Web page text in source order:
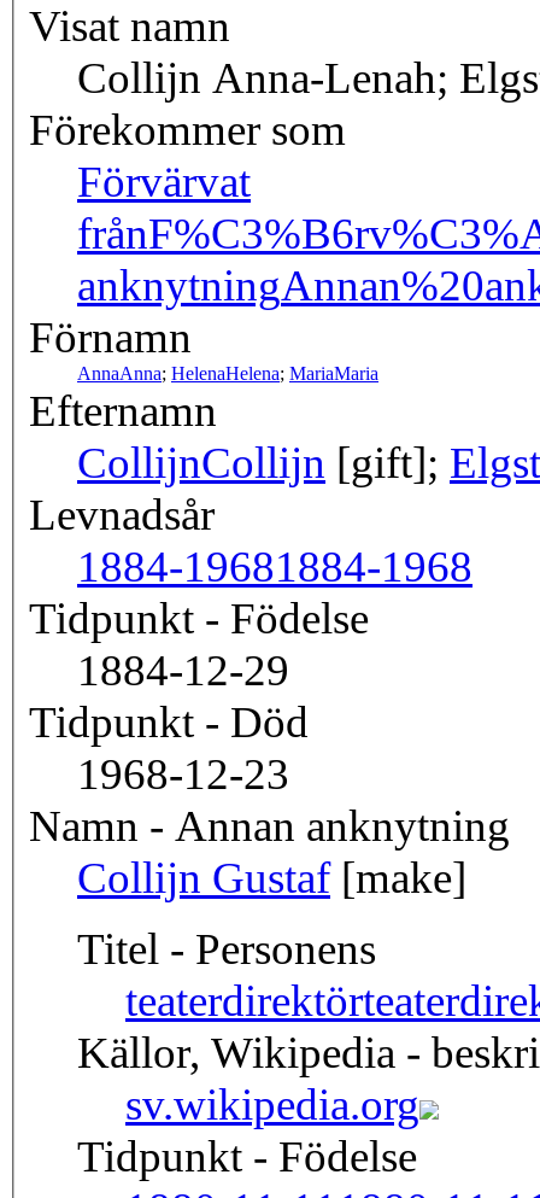
Visat namn
Collijn Anna-Lenah;
Förekommer som
Förvärvat
från
anknytning
Förnamn
AnnaAnna; HelenaHelena; MariaMaria
Efternamn
CollijnCollijn [gift];
Levnadsår
1884-19681884-1968
Tidpunkt - Födelse
1884-12-29
Tidpunkt - Död
1968-12-23
Namn - Annan anknytning
Collijn Gustaf[make]
Titel - Personens
teaterdirektör
Källor, Wikipedia -
sv.wikipedia.org
Tidpunkt - Födelse